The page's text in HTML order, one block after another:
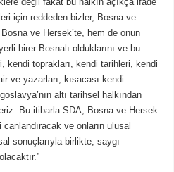
için reddeden bizler, Bosna ve
ve Hersek’te, hem de onun
birer Bosnalı olduklarını ve bu
kendi toprakları, kendi tarihleri, kendi
ve yazarları, kısacası kendi
altı tarihsel halkından
Bu itibarla SDA, Bosna ve Hersek
ve onların ulusal
sonuçlarıyla birlikte, saygı